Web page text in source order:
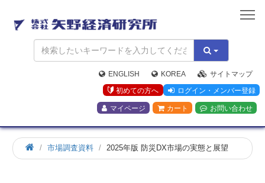
矢
野
経
済
研
究
所
ENGLISH KOREA
サイトマップ
初めての方へ
ログイン・メンバー登録
マイページ カート お問い合わせ
市場調査資料 2025年版 防災DX市場の実態と展望